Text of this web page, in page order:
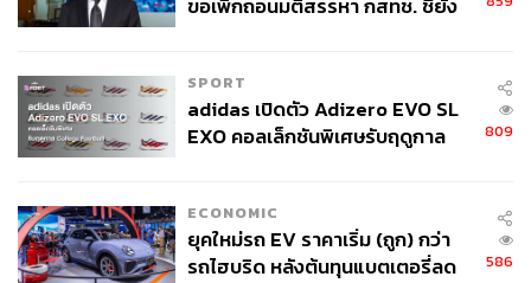
ขอเพิกถอนมติสรรหา กสทช. ชี้ยัง
SPORT
adidas เปิดตัว Adizero EVO SL
EXO คอลเล็กชันพิเศษรับฤดูกาล
809
ECONOMIC
ยุคใหม่รถ EV ราคาเริ่ม (ถูก) กว่า
รถไฮบริด หลังต้นทุนแบตเตอรี่ลด
586